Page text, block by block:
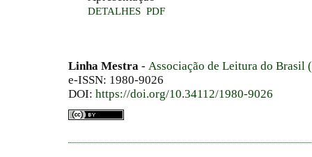
DETALHES PDF
Linha Mestra - Associação de Leitura do Brasil
e-ISSN: 1980-9026
DOI: https://doi.org/10.34112/1980-9026